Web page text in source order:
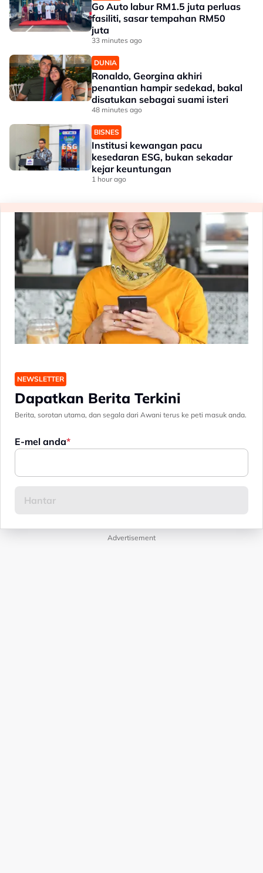
Go Auto labur RM1.5 juta perluas
fasiliti, sasar tempahan RM50
juta
33 minutes ago
DUNIA
Ronaldo, Georgina akhiri
penantian hampir sedekad, bakal
disatukan sebagai suami isteri
48 minutes ago
BISNES
Institusi kewangan pacu
kesedaran ESG, bukan sekadar
kejar keuntungan
1 hour ago
NEWSLETTER
Dapatkan Berita Terkini
Berita, sorotan utama, dan segala dari Awani terus ke peti masuk anda.
E-mel anda
Advertisement